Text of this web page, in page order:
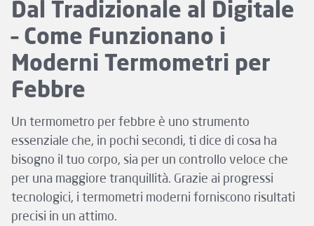
Dal Tradizionale al Digitale
– Come Funzionano i
Moderni Termometri per
Febbre
Un termometro per febbre è uno strumento
essenziale che, in pochi secondi, ti dice di cosa ha
bisogno il tuo corpo, sia per un controllo veloce che
per una maggiore tranquillità. Grazie ai progressi
tecnologici, i termometri moderni forniscono risultati
precisi in un attimo.